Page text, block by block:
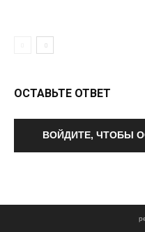
ОСТАВЬТЕ ОТВЕТ
ВОЙДИТЕ, ЧТОБЫ